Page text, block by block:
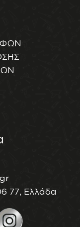
77, Ελλάδα